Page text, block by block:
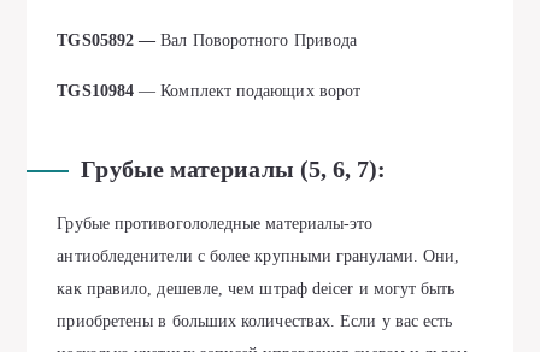
TGS05892 — Вал Поворотного Привода
TGS10984 — Комплект подающих ворот
Грубые материалы (5, 6, 7):
Грубые противогололедные материалы-это
антиобледенители с более крупными гранулами. Они,
как правило, дешевле, чем штраф deicer и могут быть
приобретены в больших количествах. Если у вас есть